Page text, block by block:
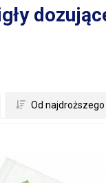
Od najdroższego